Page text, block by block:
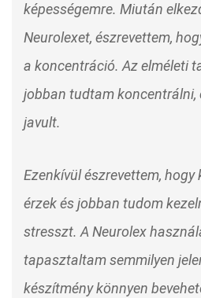
képességemre. Miután
Neurolexet, észrevettem,
a koncentráció. Az elméleti
jobban tudtam koncentrálni,
javult.
Ezenkívül észrevettem,
érzek és jobban tudom
stresszt. A Neurolex
tapasztaltam semmilyen
készítmény könnyen